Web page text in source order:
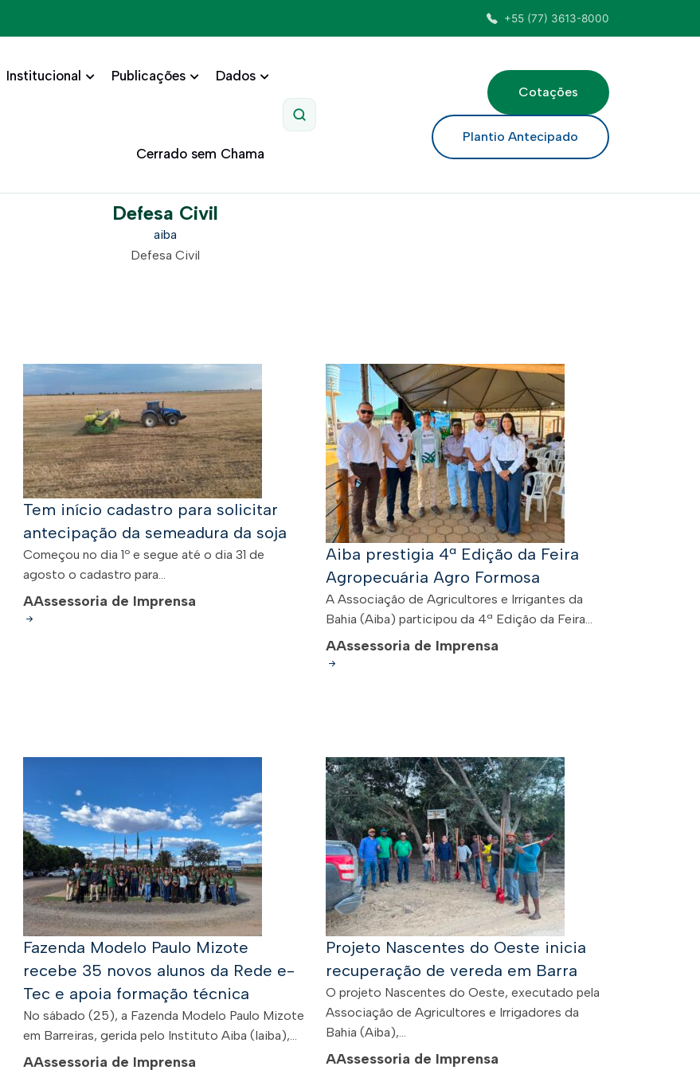
+55 (77) 3613-8000
Institucional Publicações Dados
Cerrado sem Chama
Pesquisar
Cotações
Plantio Antecipado
Defesa Civil
aiba
Defesa Civil
Tem início cadastro para solicitar
antecipação da semeadura da soja
Começou no dia 1º e segue até o dia 31 de
agosto o cadastro para...
AAssessoria de Imprensa
Aiba prestigia 4ª Edição da Feira
Agropecuária Agro Formosa
A Associação de Agricultores e Irrigantes da
Bahia (Aiba) participou da 4ª Edição da Feira...
AAssessoria de Imprensa
Fazenda Modelo Paulo Mizote
recebe 35 novos alunos da Rede e-
Tec e apoia formação técnica
No sábado (25), a Fazenda Modelo Paulo Mizote
em Barreiras, gerida pelo Instituto Aiba (Iaiba),...
AAssessoria de Imprensa
Projeto Nascentes do Oeste inicia
recuperação de vereda em Barra
O projeto Nascentes do Oeste, executado pela
Associação de Agricultores e Irrigadores da
Bahia (Aiba),...
AAssessoria de Imprensa